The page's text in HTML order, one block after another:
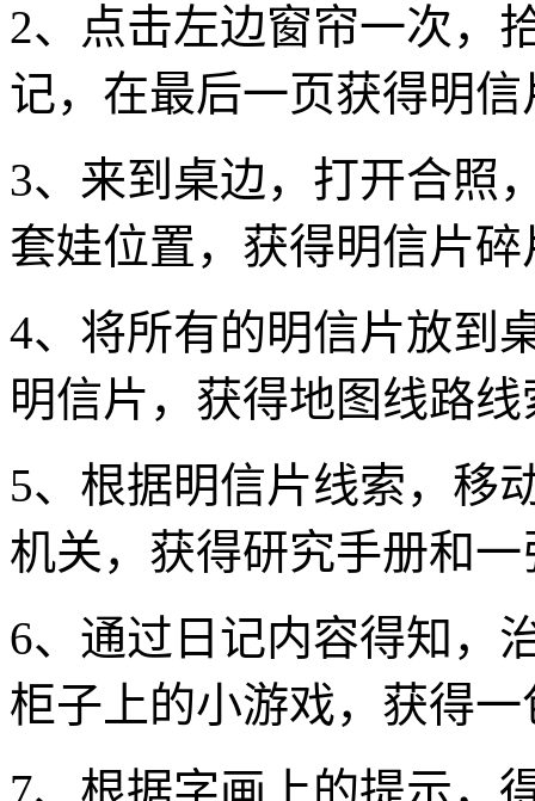
2、点击左边窗帘一次，
记，在最后一页获得明信
3、来到桌边，打开合照
套娃位置，获得明信片碎
4、将所有的明信片放到
明信片，获得地图线路线
5、根据明信片线索，移
机关，获得研究手册和
6、通过日记内容得知，
柜子上的小游戏，获得
7、根据字画上的提示，